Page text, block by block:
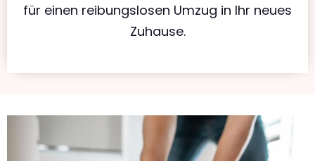
für einen reibungslosen Umzug in Ihr neues
Zuhause.